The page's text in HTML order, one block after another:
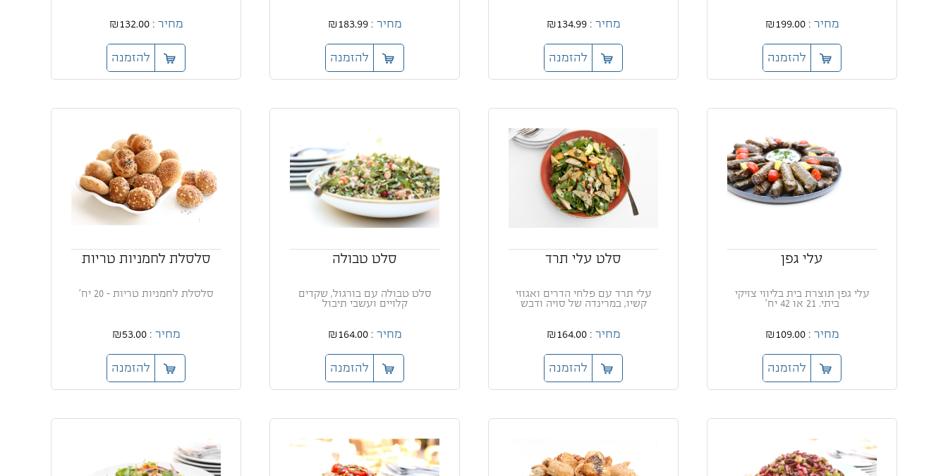
מחיר :₪199.00
להזמנה
מחיר :₪134.99
להזמנה
מחיר :₪183.99
להזמנה
מחיר :₪132.00
להזמנה
עלי גפן
עלי גפן תוצרת בית בליווי צזיקי
ביתי. 21 או 42 יח'
מחיר :₪109.00
להזמנה
סלט עלי תרד
עלי תרד עם פלחי הדרים ואגוזי
קשיו, במרינדה של סויה ודבש
מחיר :₪164.00
להזמנה
סלט טבולה
סלט טבולה עם בורגול, שקדים
קלויים ועשבי תיבול
מחיר :₪164.00
להזמנה
סלסלת לחמניות טריות
סלסלת לחמניות טריות - 20 יח'
מחיר :₪53.00
להזמנה